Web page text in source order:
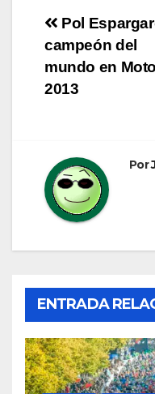
de
entradas
Pol
campeón del
mundo en
2013
Por
ENTRADA